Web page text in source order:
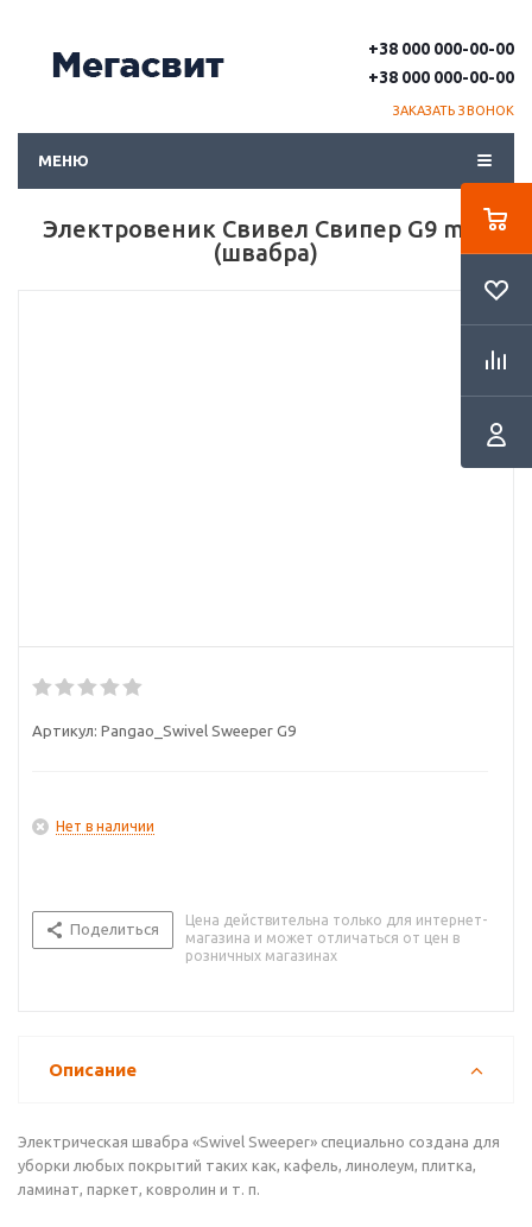
+38 000 000-00-00
+38 000 000-00-00
ЗАКАЗАТЬ ЗВОНОК
МЕНЮ
Электровеник Свивел Свипер G9 max
(швабра)
Артикул: Pangao_Swivel Sweeper G9
Нет в наличии
Поделиться
Цена действительна только для интернет-
магазина и может отличаться от цен в
розничных магазинах
Описание
Электрическая швабра «Swivel Sweeper» специально создана для
уборки любых покрытий таких как, кафель, линолеум, плитка,
ламинат, паркет, ковролин и т. п.